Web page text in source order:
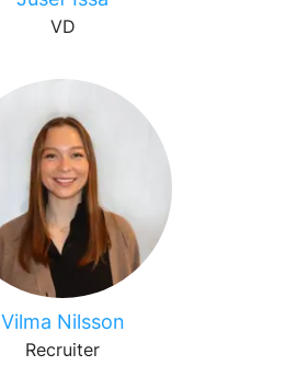
VD
Vilma Nilsson
Recruiter